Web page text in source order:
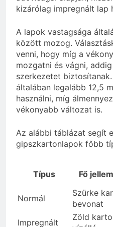
kizárólag impregnált lap
A lapok vastagsága
között mozog.
venni, hogy míg a
mozgatni és vágni,
szerkezetet
általában legalább 12,5
használni, míg
vékonyabb változat is.
Az alábbi táblázat segít
gipszkartonlapok főbb
Típus Fő
Normál
Szürke
bevonat
Impregnált
Zöld